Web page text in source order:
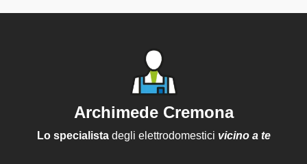
Archimede Cremona
Lo specialistadegli elettrodomestici vicino a te